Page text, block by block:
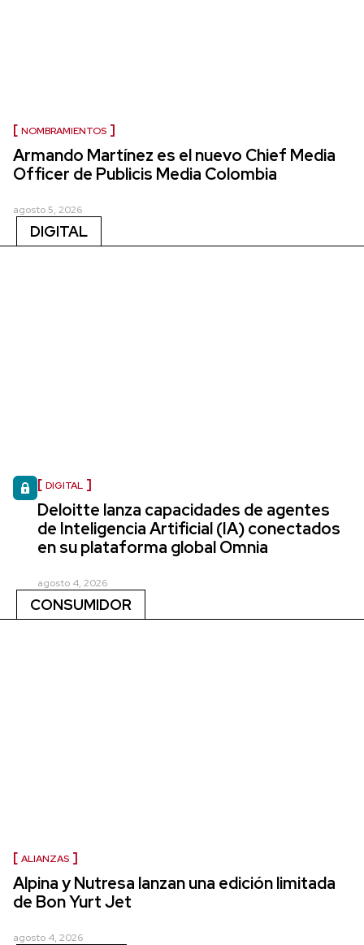
NOMBRAMIENTOS
Armando Martínez es el nuevo Chief Media
Officer de Publicis Media Colombia
agosto 5, 2026
DIGITAL
DIGITAL
Deloitte lanza capacidades de agentes
de Inteligencia Artificial (IA) conectados
en su plataforma global Omnia
agosto 4, 2026
CONSUMIDOR
ALIANZAS
Alpina y Nutresa lanzan una edición limitada
de Bon Yurt Jet
agosto 4, 2026